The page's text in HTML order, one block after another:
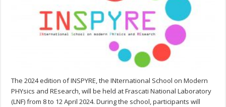
The 2024 edition of INSPYRE, the INternational School on Modern
PHYsics and REsearch, will be held at Frascati National Laboratory
(LNF) from 8 to 12 April 2024. During the school, participants will